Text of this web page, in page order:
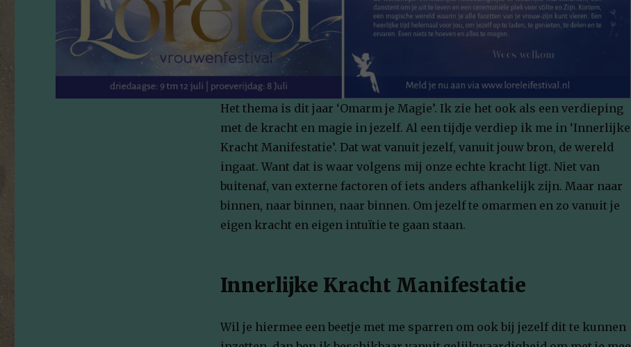
Het thema is dit jaar ‘Omarm je Magie’. Ik zie het ook als een verdieping
met de kracht en magie in jezelf. Al een tijdje verdiep ik me in ‘Innerlijke
Kracht Manifestatie’. Dat wat vanuit jezelf, vanuit jouw bron, de wereld
ingaat. Want dat is waar volgens mij onze echte kracht ligt. Niet van
buitenaf, van externe factoren of iets anders afhankelijk zijn. Maar naar
binnen, naar binnen, naar binnen. Om jezelf te omarmen en zo vanuit je
eigen kracht en eigen intuïtie te gaan staan.
Innerlijke Kracht Manifestatie
Wil je hiermee een beetje met me sparren om ook bij jezelf dit te kunnen